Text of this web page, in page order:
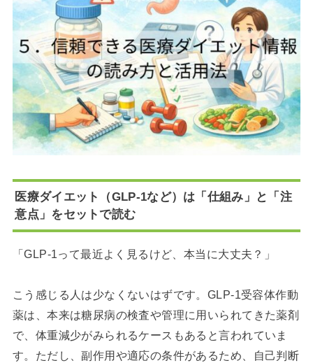
医療ダイエット（GLP-1など）は「仕組み」と「注
意点」をセットで読む
「GLP-1って最近よく見るけど、本当に大丈夫？」
こう感じる人は少なくないはずです。GLP-1受容体作動
薬は、本来は糖尿病の検査や管理に用いられてきた薬剤
で、体重減少がみられるケースもあると言われていま
す。ただし、副作用や適応の条件があるため、自己判断